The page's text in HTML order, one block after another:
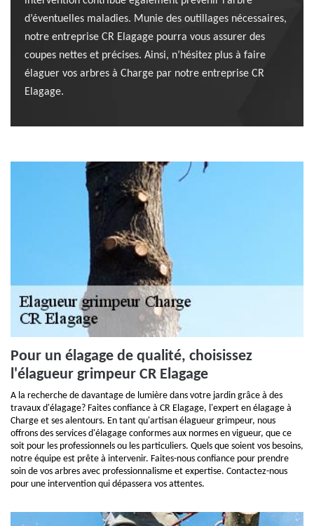
d’éventuelles maladies. Munie des outillages nécessaires,
notre entreprise CR Elagage pourra vous assurer des
coupes nettes et précises. Ainsi, n’hésitez plus à faire
élaguer vos arbres à Charge par notre entreprise CR
Elagage.
Pour un élagage de qualité, choisissez
l'élagueur grimpeur CR Elagage
A la recherche de davantage de lumière dans votre jardin grâce à des
travaux d'élagage? Faites confiance à CR Elagage, l'expert en élagage à
Charge et ses alentours. En tant qu'artisan élagueur grimpeur, nous
offrons des services d'élagage conformes aux normes en vigueur, que ce
soit pour les professionnels ou les particuliers. Quels que soient vos besoins,
notre équipe est prête à intervenir. Faites-nous confiance pour prendre
soin de vos arbres avec professionnalisme et expertise. Contactez-nous
pour une intervention qui dépassera vos attentes.